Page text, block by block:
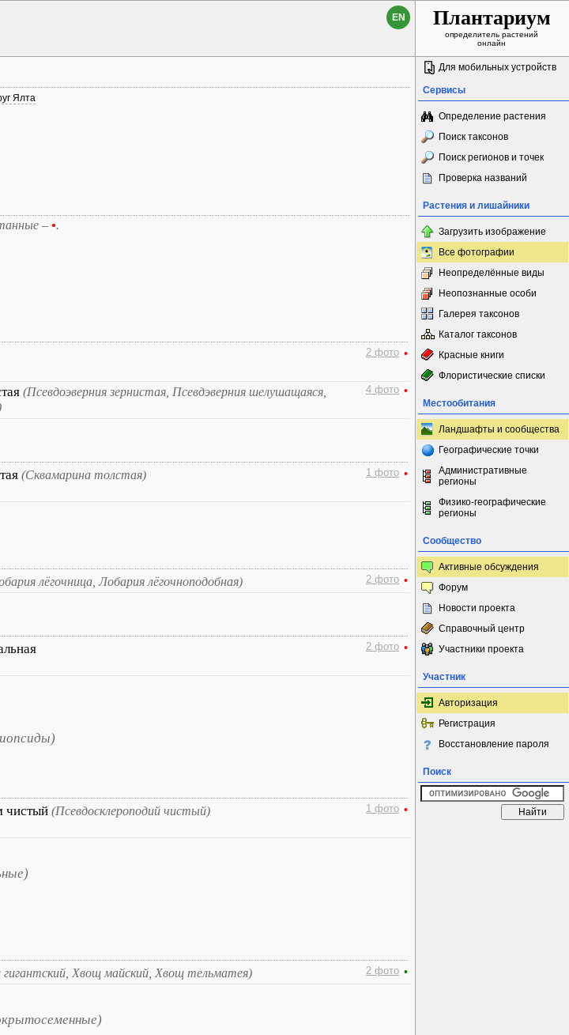
EN Плантариум
определитель растений
онлайн
Ялта
– •.
2 фото •
(Псевдоэверния зернистая, Псевдэверния шелушащаяся,
4 фото •
(Сквамарина толстая) 1 фото •
лёгочница, Лобария лёгочноподобная) 2 фото •
2 фото •
чистый (Псевдосклероподий чистый) 1 фото •
Хвощ майский, Хвощ тельматея) 2 фото •
Для мобильных устройств
Сервисы
Определение растения
Поиск таксонов
Поиск регионов и точек
Проверка названий
Растения и лишайники
Загрузить изображение
Все фотографии
Неопределённые виды
Неопознанные особи
Галерея таксонов
Каталог таксонов
Красные книги
Флористические списки
Местообитания
Ландшафты и сообщества
Географические точки
Административные
регионы
Физико-географические
регионы
Сообщество
Активные обсуждения
Форум
Новости проекта
Справочный центр
Участники проекта
Участник
Авторизация
Регистрация
Восстановление пароля
Поиск